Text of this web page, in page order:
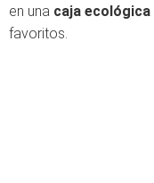
en una caja ecológica
favoritos.